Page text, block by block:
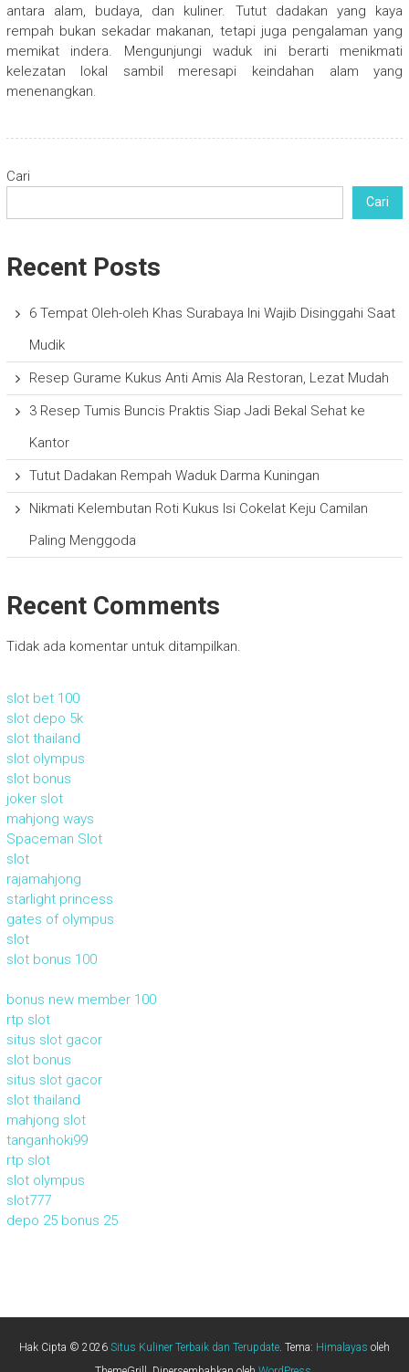
antara alam, budaya, dan kuliner. Tutut dadakan yang kaya
rempah bukan sekadar makanan, tetapi juga pengalaman yang
memikat indera. Mengunjungi waduk ini berarti menikmati
kelezatan lokal sambil meresapi keindahan alam yang
menenangkan.
Cari
Cari
Recent Posts
6 Tempat Oleh-oleh Khas Surabaya Ini Wajib Disinggahi Saat
Mudik
Resep Gurame Kukus Anti Amis Ala Restoran, Lezat Mudah
3 Resep Tumis Buncis Praktis Siap Jadi Bekal Sehat ke
Kantor
Tutut Dadakan Rempah Waduk Darma Kuningan
Nikmati Kelembutan Roti Kukus Isi Cokelat Keju Camilan
Paling Menggoda
Recent Comments
Tidak ada komentar untuk ditampilkan.
slot bet 100
slot depo 5k
slot thailand
slot olympus
slot bonus
joker slot
mahjong ways
Spaceman Slot
slot
rajamahjong
starlight princess
gates of olympus
slot
slot bonus 100
bonus new member 100
rtp slot
situs slot gacor
slot bonus
situs slot gacor
slot thailand
mahjong slot
tanganhoki99
rtp slot
slot olympus
slot777
depo 25 bonus 25
Hak Cipta © 2026 Situs Kuliner Terbaik dan Terupdate. Tema: Himalayas oleh